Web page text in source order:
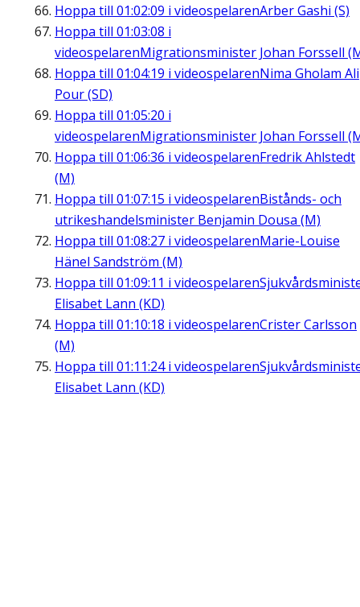
Hoppa till 01:02:09 i videospelarenArber Gashi (S)
Hoppa till 01:03:08 i
videospelarenMigrationsminister Johan Forssell
Hoppa till 01:04:19 i videospelarenNima Gholam Ali
Pour (SD)
Hoppa till 01:05:20 i
videospelarenMigrationsminister Johan Forssell
Hoppa till 01:06:36 i videospelarenFredrik Ahlstedt
(M)
Hoppa till 01:07:15 i videospelarenBistånds- och
utrikeshandelsminister Benjamin Dousa (M)
Hoppa till 01:08:27 i videospelarenMarie-Louise
Hänel Sandström (M)
Hoppa till 01:09:11 i videospelaren
Elisabet Lann (KD)
Hoppa till 01:10:18 i videospelarenCrister Carlsson
(M)
Hoppa till 01:11:24i videospelaren
Elisabet Lann (KD)